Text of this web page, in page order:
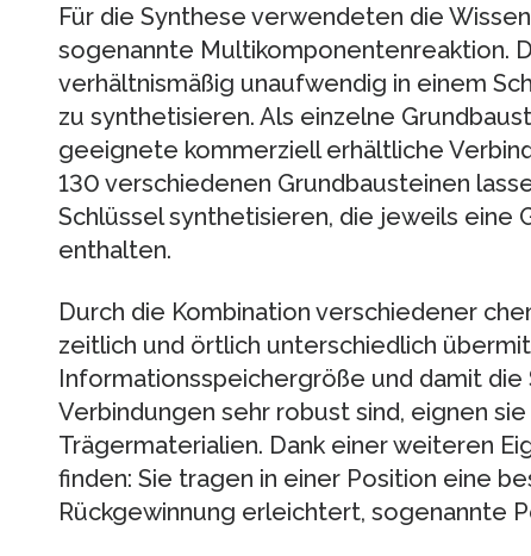
Für die Synthese verwendeten die
sogenannte Multikomponentenreaktion.
verhältnismäßig unaufwendig in einem
zu synthetisieren. Als einzelne
geeignete kommerziell erhältliche
130 verschiedenen Grundbausteinen
Schlüssel synthetisieren, die jeweils eine
enthalten.
Durch die Kombination verschiedener
zeitlich und örtlich unterschiedlich
Informationsspeichergröße und damit
Verbindungen sehr robust sind, eignen
Trägermaterialien. Dank einer weiteren
finden: Sie tragen in einer Position eine
Rückgewinnung erleichtert, sogenannte